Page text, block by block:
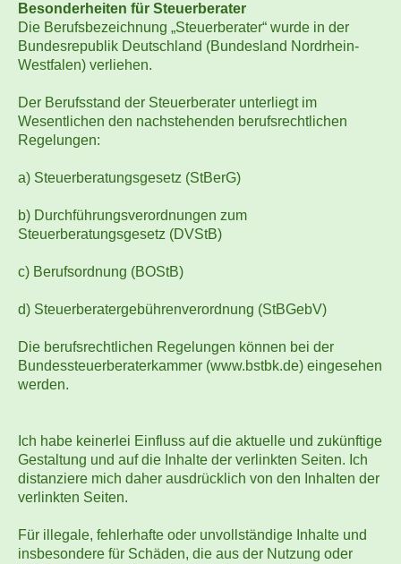
Besonderheiten für Steuerberater
Die Berufsbezeichnung „Steuerberater“ wurde in der
Bundesrepublik Deutschland (Bundesland Nordrhein-
Westfalen) verliehen.
Der Berufsstand der Steuerberater unterliegt im
Wesentlichen den nachstehenden berufsrechtlichen
Regelungen:
a) Steuerberatungsgesetz (StBerG)
b) Durchführungsverordnungen zum
Steuerberatungsgesetz (DVStB)
c) Berufsordnung (BOStB)
d) Steuerberatergebührenverordnung (StBGebV)
Die berufsrechtlichen Regelungen können bei der
Bundessteuerberaterkammer (www.bstbk.de) eingesehen
werden.
Ich habe keinerlei Einfluss auf die aktuelle und zukünftige
Gestaltung und auf die Inhalte der verlinkten Seiten. Ich
distanziere mich daher ausdrücklich von den Inhalten der
verlinkten Seiten.
Für illegale, fehlerhafte oder unvollständige Inhalte und
insbesondere für Schäden, die aus der Nutzung oder